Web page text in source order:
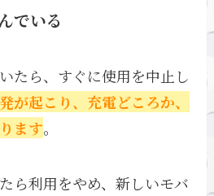
でいる
たら、すぐに使用を中止し
が起こり、充電どころか、
ます。
ら利用をやめ、新しいモバ